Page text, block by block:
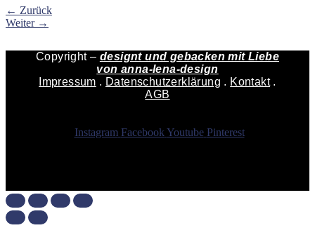
← Zurück
Weiter →
Copyright – designt und gebacken mit Liebe
vonanna-lena-design
Impressum . Datenschutzerklärung . Kontakt.
AGB
Instagram Facebook Youtube Pinterest